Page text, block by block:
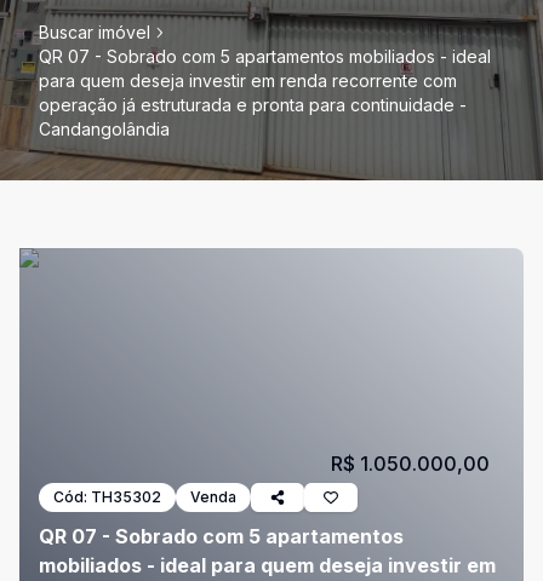
Buscar imóvel
QR 07 - Sobrado com 5 apartamentos mobiliados - ideal
para quem deseja investir em renda recorrente com
operação já estruturada e pronta para continuidade -
Candangolândia
Cód: TH35302 Venda
QR 07 - Sobrado com 5 apartamentos
mobiliados - ideal para quem deseja investir em
R$ 1.050.000,00